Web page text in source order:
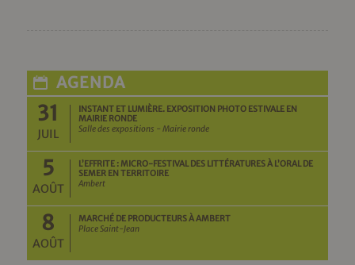
AGENDA
31
JUIL
INSTANT ET LUMIÈRE. EXPOSITION PHOTO ESTIVALE EN
MAIRIE RONDE
Salle des expositions - Mairie ronde
5
AOÛT
L’EFFRITE : MICRO-FESTIVAL DES LITTÉRATURES À L’ORAL DE
SEMER EN TERRITOIRE
Ambert
8
AOÛT
MARCHÉ DE PRODUCTEURS À AMBERT
Place Saint-Jean